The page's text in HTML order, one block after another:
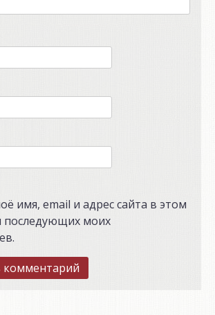
имя, email и адрес сайта в этом
последующих моих